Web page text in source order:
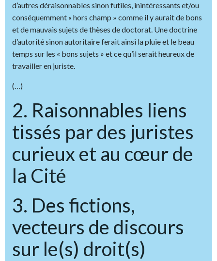
d’autres déraisonnables sinon futiles, inintéressants et/ou
conséquemment « hors champ » comme il y aurait de bons
et de mauvais sujets de thèses de doctorat. Une doctrine
d’autorité sinon autoritaire ferait ainsi la pluie et le beau
temps sur les « bons sujets » et ce qu’il serait heureux de
travailler en juriste.
(…)
2. Raisonnables liens
tissés par des juristes
curieux et au cœur de
la Cité
3. Des fictions,
vecteurs de discours
sur le(s) droit(s)